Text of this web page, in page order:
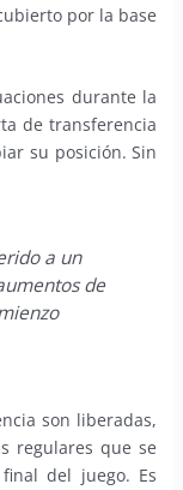
por la base
durante la
de transferencia
su posición. Sin
a un
de
son liberadas,
regulares que se
del juego. Es